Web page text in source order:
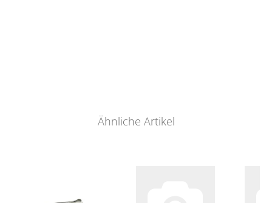
Ähnliche Artikel